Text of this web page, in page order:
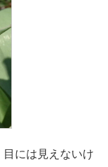
には見えないけ